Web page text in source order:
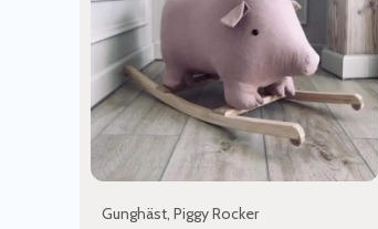
Gunghäst, Piggy Rocker